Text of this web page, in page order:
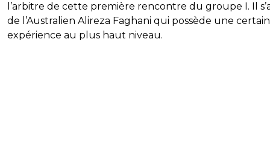
l’arbitre de cette première rencontre du groupe I. Il
de l’Australien Alireza Faghani qui possède une
expérience au plus haut niveau.